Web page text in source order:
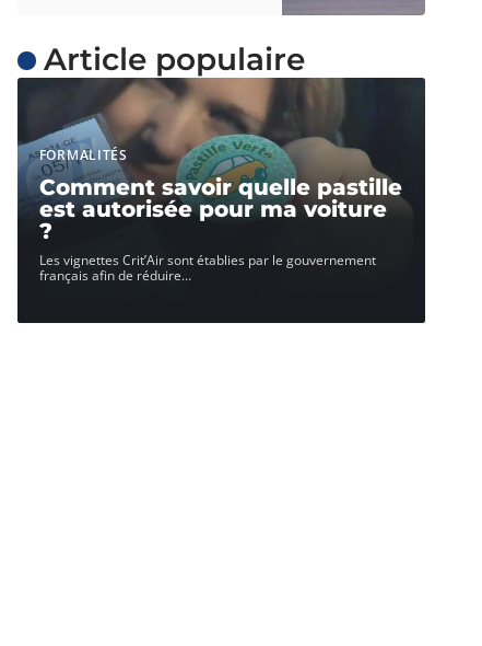
Article populaire
FORMALITÉS
Comment savoir quelle pastille
est autorisée pour ma voiture
?
Les vignettes Crit’Air sont établies par le gouvernement
français afin de réduire…